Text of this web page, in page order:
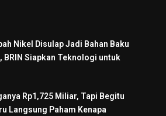
Nikel Disulap Jadi Bahan Baku
Siapkan Teknologi untuk
Rp1,725 Miliar, Tapi Begitu
Langsung Paham Kenapa